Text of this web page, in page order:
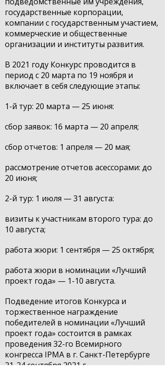
государственные корпорации,
компании с государственным участием,
коммерческие и общественные
организации и институты развития.
В 2021 году Конкурс проводится в
период с 20 марта по 19 ноября и
включает в себя следующие этапы:
1-й тур: 20 марта — 25 июня:
сбор заявок: 16 марта — 20 апреля;
сбор отчетов: 1 апреля — 20 мая;
рассмотрение отчетов асессорами: до
20 июня;
2-й тур: 1 июля — 31 августа:
визиты к участникам второго тура: до
10 августа;
работа жюри: 1 сентября — 25 октября;
работа жюри в номинации «Лучший
проект года» — 1-10 августа.
Подведение итогов Конкурса и
торжественное награждение
победителей в номинации «Лучший
проект года» состоится в рамках
проведения 32-го Всемирного
конгресса IPMA в г. Санкт-Петербурге
21-24 сентября 2021 г.